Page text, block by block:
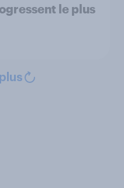
le plus